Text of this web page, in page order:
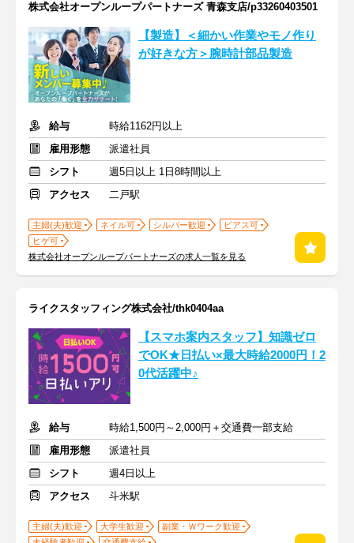
株式会社オープンループパートナーズ 青森支店/p33260403501
【製造】＜細かい作業やモノ作り
が好きな方＞腕時計部品製造
給与
時給1162円以上
雇用形態
派遣社員
シフト
週5日以上 1日8時間以上
アクセス
二戸駅
主婦(夫)歓迎 ネイル可 シルバー歓迎
ピアス可
ヒゲ可
株式会社オープンループパートナーズの求人一覧を見る
ライクスタッフィング株式会社/thk0404aa
【スマホ案内スタッフ】知識ゼロ
でOK★日払い×最大時給2000円！2
0代活躍中♪
給与
時給1,500円～2,000円＋交通費一部支給
雇用形態
派遣社員
シフト
週4日以上
アクセス
斗米駅
主婦(夫)歓迎 大学生歓迎
副業・Ｗワーク歓迎